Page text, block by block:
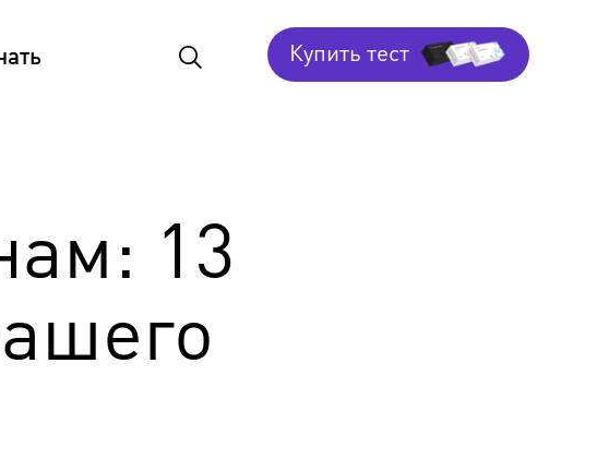
Купить тест
13